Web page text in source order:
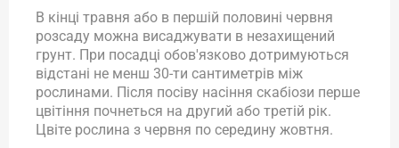
В кінці травня або в першій половині червня
розсаду можна висаджувати в незахищений
грунт. При посадці обов'язково дотримуються
відстані не менш 30-ти сантиметрів між
рослинами. Після посіву насіння скабіози перше
цвітіння почнеться на другий або третій рік.
Цвіте рослина з червня по середину жовтня.